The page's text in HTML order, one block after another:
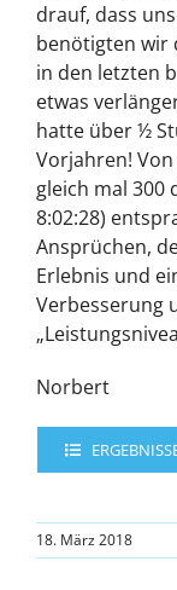
drauf, dass
benötigten wir
in den letzten
etwas
hatte über ½
Vorjahren!
gleich mal 300
8:02:28)
Ansprüchen,
Erlebnis und
Verbesserung
Norbert
18. März 2018